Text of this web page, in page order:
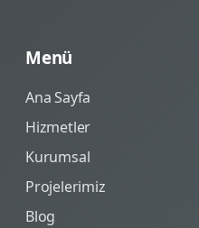
Menü
Ana Sayfa
Hizmetler
Kurumsal
Projelerimiz
Blog